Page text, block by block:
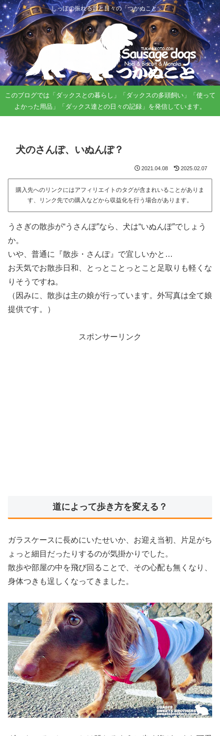
しっぽの振れる音と日々の「つかぬこと」。
このブログでは「ダックスとの暮らし」「ダックスの多頭飼い」「使って
よかった用品」「ダックス達との日々の記録」を発信しています。
犬のさんぽ、いぬんぽ？
2021.04.08 2025.02.07
購入先へのリンクにはアフィリエイトのタグが含まれいることがありま
す、リンク先での購入などから収益化を行う場合があります。
うさぎの散歩が“うさんぽ”なら、犬は“いぬんぽ”でしょう
か。
いや、普通に『散歩・さんぽ』で宜しいかと…
お天気でお散歩日和、とっとことっとこと足取りも軽くな
りそうですね。
（因みに、散歩は主の娘が行っています。外写真は全て娘
提供です。）
スポンサーリンク
道によって歩き方を変える？
ガラスケースに長めにいたせいか、お迎え当初、片足がち
ょっと細目だったりするのが気掛かりでした。
散歩や部屋の中を飛び回ることで、その心配も無くなり、
身体つきも逞しくなってきました。